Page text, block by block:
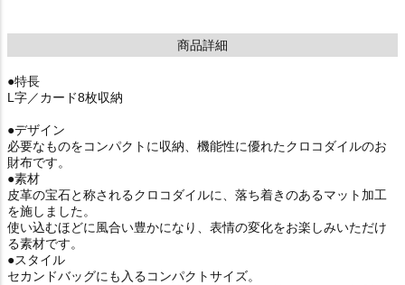
商品詳細
●特長
L字／カード8枚収納
●デザイン
必要なものをコンパクトに収納、機能性に優れたクロコダイルのお
財布です。
●素材
皮革の宝石と称されるクロコダイルに、落ち着きのあるマット加工
を施しました。
使い込むほどに風合い豊かになり、表情の変化をお楽しみいただけ
る素材です。
●スタイル
セカンドバッグにも入るコンパクトサイズ。